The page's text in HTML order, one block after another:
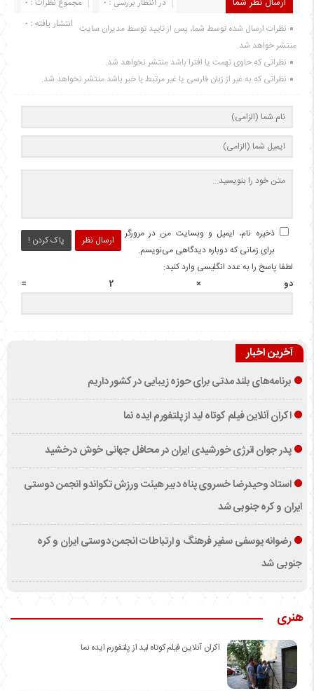
انتشار یافته : 0 نظرات ارسال شده توسط شما، پس از تایید توسط مدیران سایت
منتشر خواهد شد.
نظراتی که حاوی تهمت یا افترا باشد منتشر نخواهد شد.
نظراتی که به غیر از زبان فارسی یا غیر مرتبط با خبر باشد منتشر نخواهد شد.
ارسال نظر پاک کردن !
ذخیره نام، ایمیل و وبسایت من در مرورگر
برای زمانی که دوباره دیدگاهی می‌نویسم.
لطفا پاسخ را به عدد انگلیسی وارد کنید:
دو × 2 =
آخرین اخبار
برنامه‌های بلند مدتی برای حوزه زیبایی در کشور داریم
اکران آنلاین فیلم کوتاه لید از پلتفورم ایده نما
پدر جوان انرژی خورشیدی ایران در محافل جهانی خوش درخشید
استاد وحیدرضا خسروی پناه دبیر هیئت ورزش تکواندو انجمن دوستی
ایران و کره جنوبی شد
رضوانه یوسفی سفیر فرهنگ و ارتباطات انجمن دوستی ایران و کره
جنوبی شد
هنری
اکران آنلاین فیلم کوتاه لید از پلتفورم ایده نما